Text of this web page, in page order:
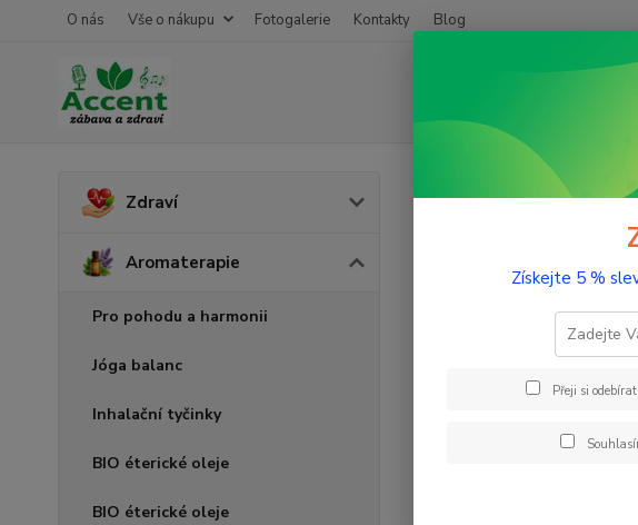
O nás Vše o nákupu Fotogalerie Kontakty Blog
Zdraví
Aromaterapie
Pro pohodu a harmonii
Jóga balanc
Inhalační tyčinky
BIO éterické oleje
BIO éterické oleje
Aromaterapie
Eukalyptus
Získejte 5 %
Přeji si